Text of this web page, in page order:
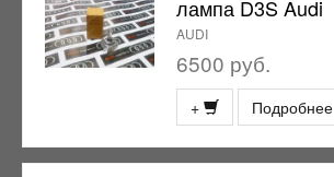
лампа D3S Audi
AUDI
6500 руб.
+ Подробнее